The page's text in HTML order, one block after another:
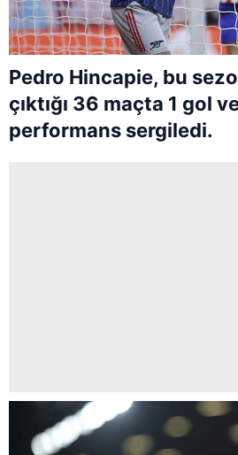
Pedro Hincapie, bu
çıktığı 36 maçta 1 gol
performans sergiledi.